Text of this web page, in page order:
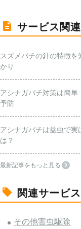
サービス関
スズメバチの針の特徴
かり
アシナガバチ対策は簡単
予防
アシナガバチは益虫で
は？
最新記事をもっと見る
関連サービス
その他害虫駆除